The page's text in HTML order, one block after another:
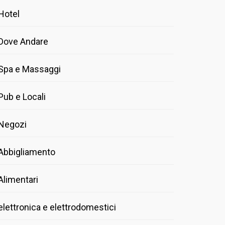
Andare
e Massaggi
e Locali
e elettrodomestici